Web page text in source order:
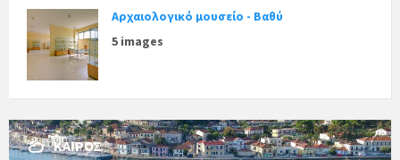
Αρχαιολογικό μουσείο - Βαθύ
5 images
ΚΑΙΡΌΣ